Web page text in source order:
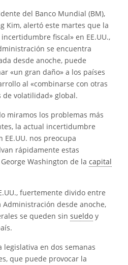
del Banco Mundial (BM),
Kim, alertó este martes que la
fiscal» en EE.UU.,
se encuentra
desde anoche, puede
«un gran daño» a los países
al «combinarse con otras
de volatilidad» global.
miramos los problemas más
la actual incertidumbre
EE.UU. nos preocupa
rápidamente estas
Washington de la capital
fuertemente divido entre
desde anoche,
se queden sin sueldo y
en dos semanas
que puede provocar la